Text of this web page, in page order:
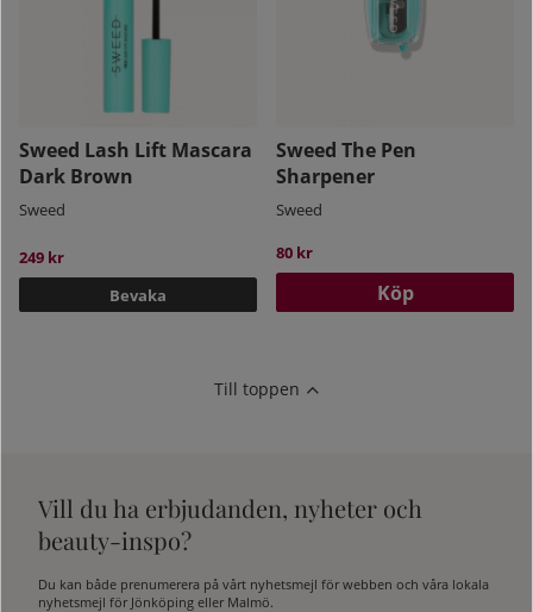
Sweed Lash Lift Mascara
Dark Brown
Sweed
249 kr
Bevaka
Sweed The Pen
Sharpener
Sweed
80 kr
Köp
Till toppen
Vill du ha erbjudanden, nyheter och
beauty-inspo?
Du kan både prenumerera på vårt nyhetsmejl för webben och våra lokala
nyhetsmejl för Jönköping eller Malmö.